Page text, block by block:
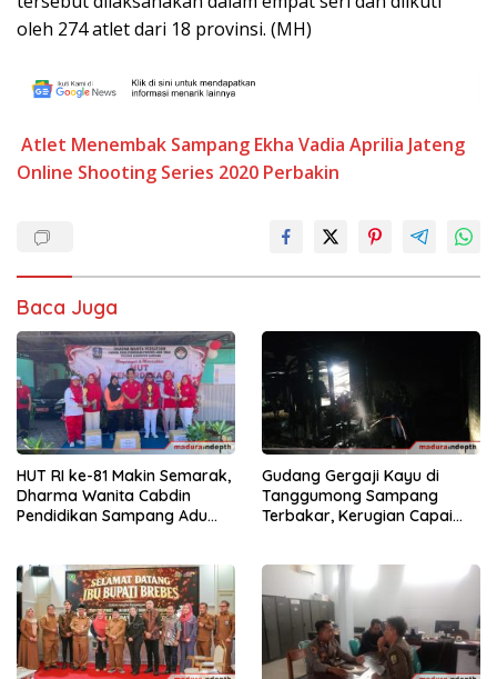
oleh 274 atlet dari 18 provinsi. (MH)
Atlet Menembak Sampang Ekha Vadia Aprilia Jateng
Online Shooting Series 2020 Perbakin
Baca Juga
HUT RI ke-81 Makin Semarak,
Dharma Wanita Cabdin
Pendidikan Sampang Adu
Gudang Gergaji Kayu di
Tanggumong Sampang
Terbakar, Kerugian Capai